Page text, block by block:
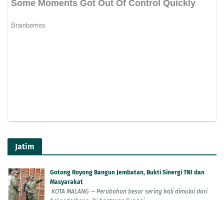
Jatim
Gotong Royong Bangun Jembatan, Bukti Sinergi TNI dan
Masyarakat
KOTA MALANG — Perubahan besar sering kali dimulai dari